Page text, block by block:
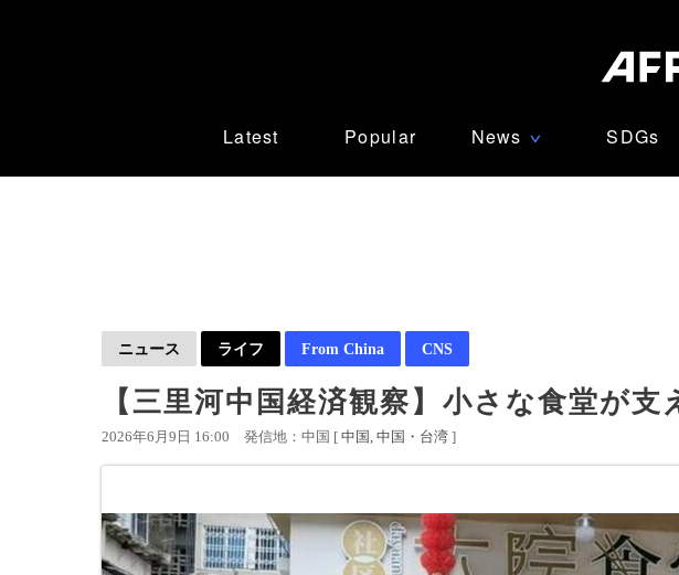
Latest Popular News ∨ SDGs
ニュース ライフ From China CNS
【三里河中国経済観察】小さな食堂が支
2026年6月9日 16:00 発信地：中国 [ 中国 中国・台湾 ]